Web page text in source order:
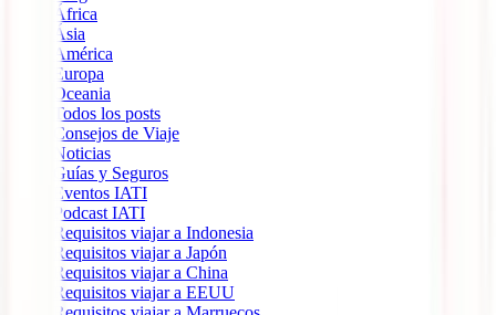
África
Ásia
América
Europa
Oceania
Todos los posts
Consejos de Viaje
Noticias
Guías y Seguros
Eventos IATI
Podcast IATI
Requisitos viajar a Indonesia
Requisitos viajar a Japón
Requisitos viajar a China
Requisitos viajar a EEUU